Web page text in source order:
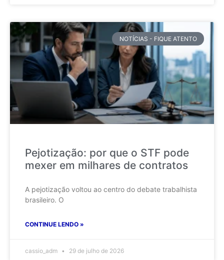
NOTÍCIAS - FIQUE ATENTO
Pejotização: por que o STF pode
mexer em milhares de contratos
A pejotização voltou ao centro do debate trabalhista
brasileiro. O
CONTINUE LENDO »
cassio_adm 29 de julho de 2026